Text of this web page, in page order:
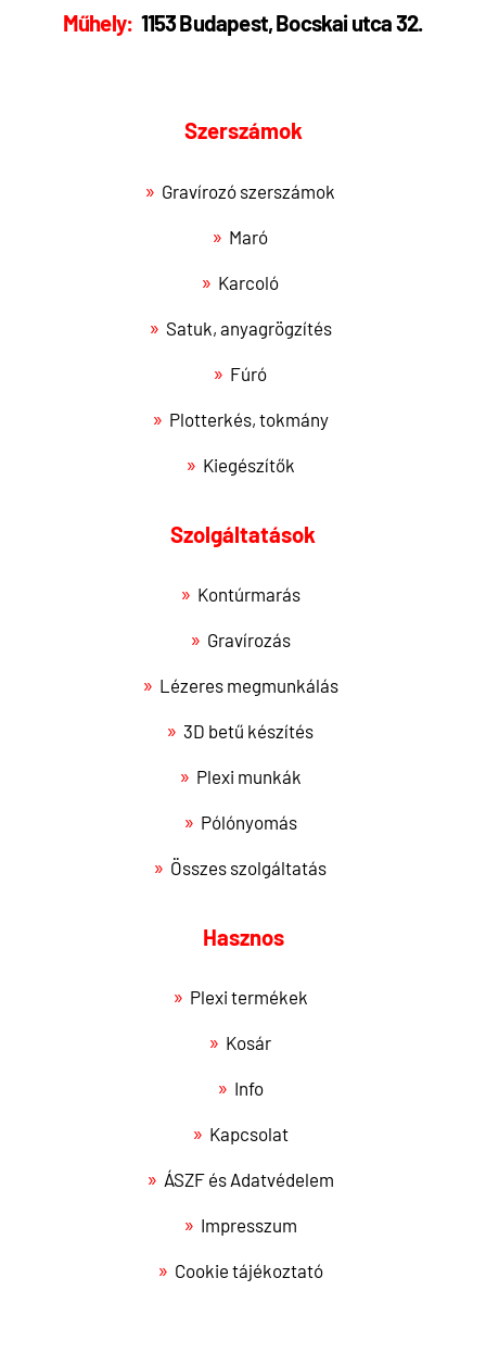
Műhely: 1153 Budapest, Bocskai utca 32.
Szerszámok
Gravírozó szerszámok
Maró
Karcoló
Satuk, anyagrögzítés
Fúró
Plotterkés, tokmány
Kiegészítők
Szolgáltatások
Kontúrmarás
Gravírozás
Lézeres megmunkálás
3D betű készítés
Plexi munkák
Pólónyomás
Összes szolgáltatás
Hasznos
Plexi termékek
Kosár
Info
Kapcsolat
ÁSZF és Adatvédelem
Impresszum
Cookie tájékoztató